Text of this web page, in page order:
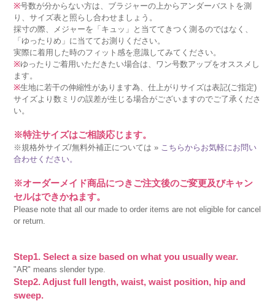
※号数が分からない方は、ブラジャーの上からアンダーバストを測
り、サイズ表と照らし合わせましょう。
採寸の際、メジャーを「キュッ」と当ててきつく測るのではなく、
「ゆったりめ」に当ててお測りください。
実際に着用した時のフィット感を意識してみてください。
※ゆったりご着用いただきたい場合は、ワン号数アップをオススメし
ます。
※生地に若干の伸縮性があります為、仕上がりサイズは表記(ご指定)
サイズより数ミリの誤差が生じる場合がございますのでご了承くださ
い。
※特注サイズはご相談応じます。
※規格外サイズ/無料外補正については » こちらからお気軽にお問い
合わせください。
※オーダーメイド商品につきご注文後のご変更及びキャン
セルはできかねます。
Please note that all our made to order items are not eligible for cancel
or return.
Step1. Select a size based on what you usually wear.
"AR" means slender type.
Step2. Adjust full length, waist, waist position, hip and
sweep.